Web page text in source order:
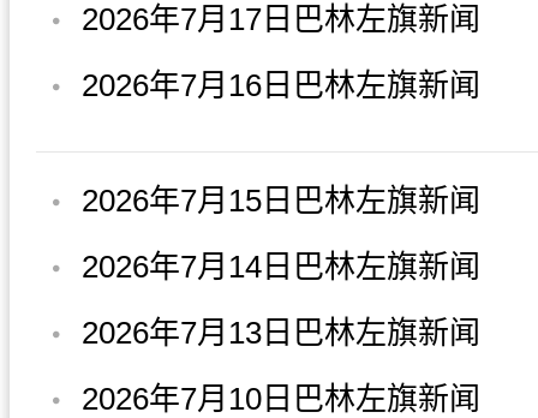
2026年7月17日巴林左旗新闻
2026年7月16日巴林左旗新闻
2026年7月15日巴林左旗新闻
2026年7月14日巴林左旗新闻
2026年7月13日巴林左旗新闻
2026年7月10日巴林左旗新闻